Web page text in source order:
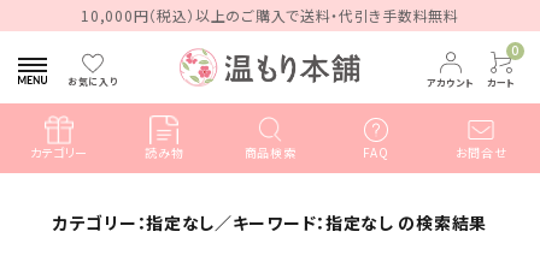
10,000円（税込）以上のご購入で送料・代引き手数料無料
お気に入り アカウント
0
カート
カテゴリー 読み物 商品検索 FAQ お問合せ
search
カテゴリー：指定なし／キーワード：指定なし の検索結果